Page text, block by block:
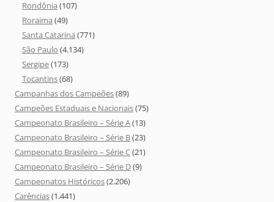
Rondônia (107)
Roraima (49)
Santa Catarina (771)
São Paulo (4.134)
Sergipe(173)
Tocantins(68)
Campanhas dos Campeões(89)
Campeões Estaduais e Nacionais(75)
Campeonato Brasileiro – Série A(13)
Campeonato Brasileiro – Série B(23)
Campeonato Brasileiro – Série C(21)
Campeonato Brasileiro – Série D(9)
Campeonatos Históricos(2.206)
Carências(1.441)